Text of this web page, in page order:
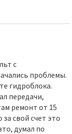
с
проблемы.
гидроблока.
передачи,
ремонт от 15
свой счет это
думал по